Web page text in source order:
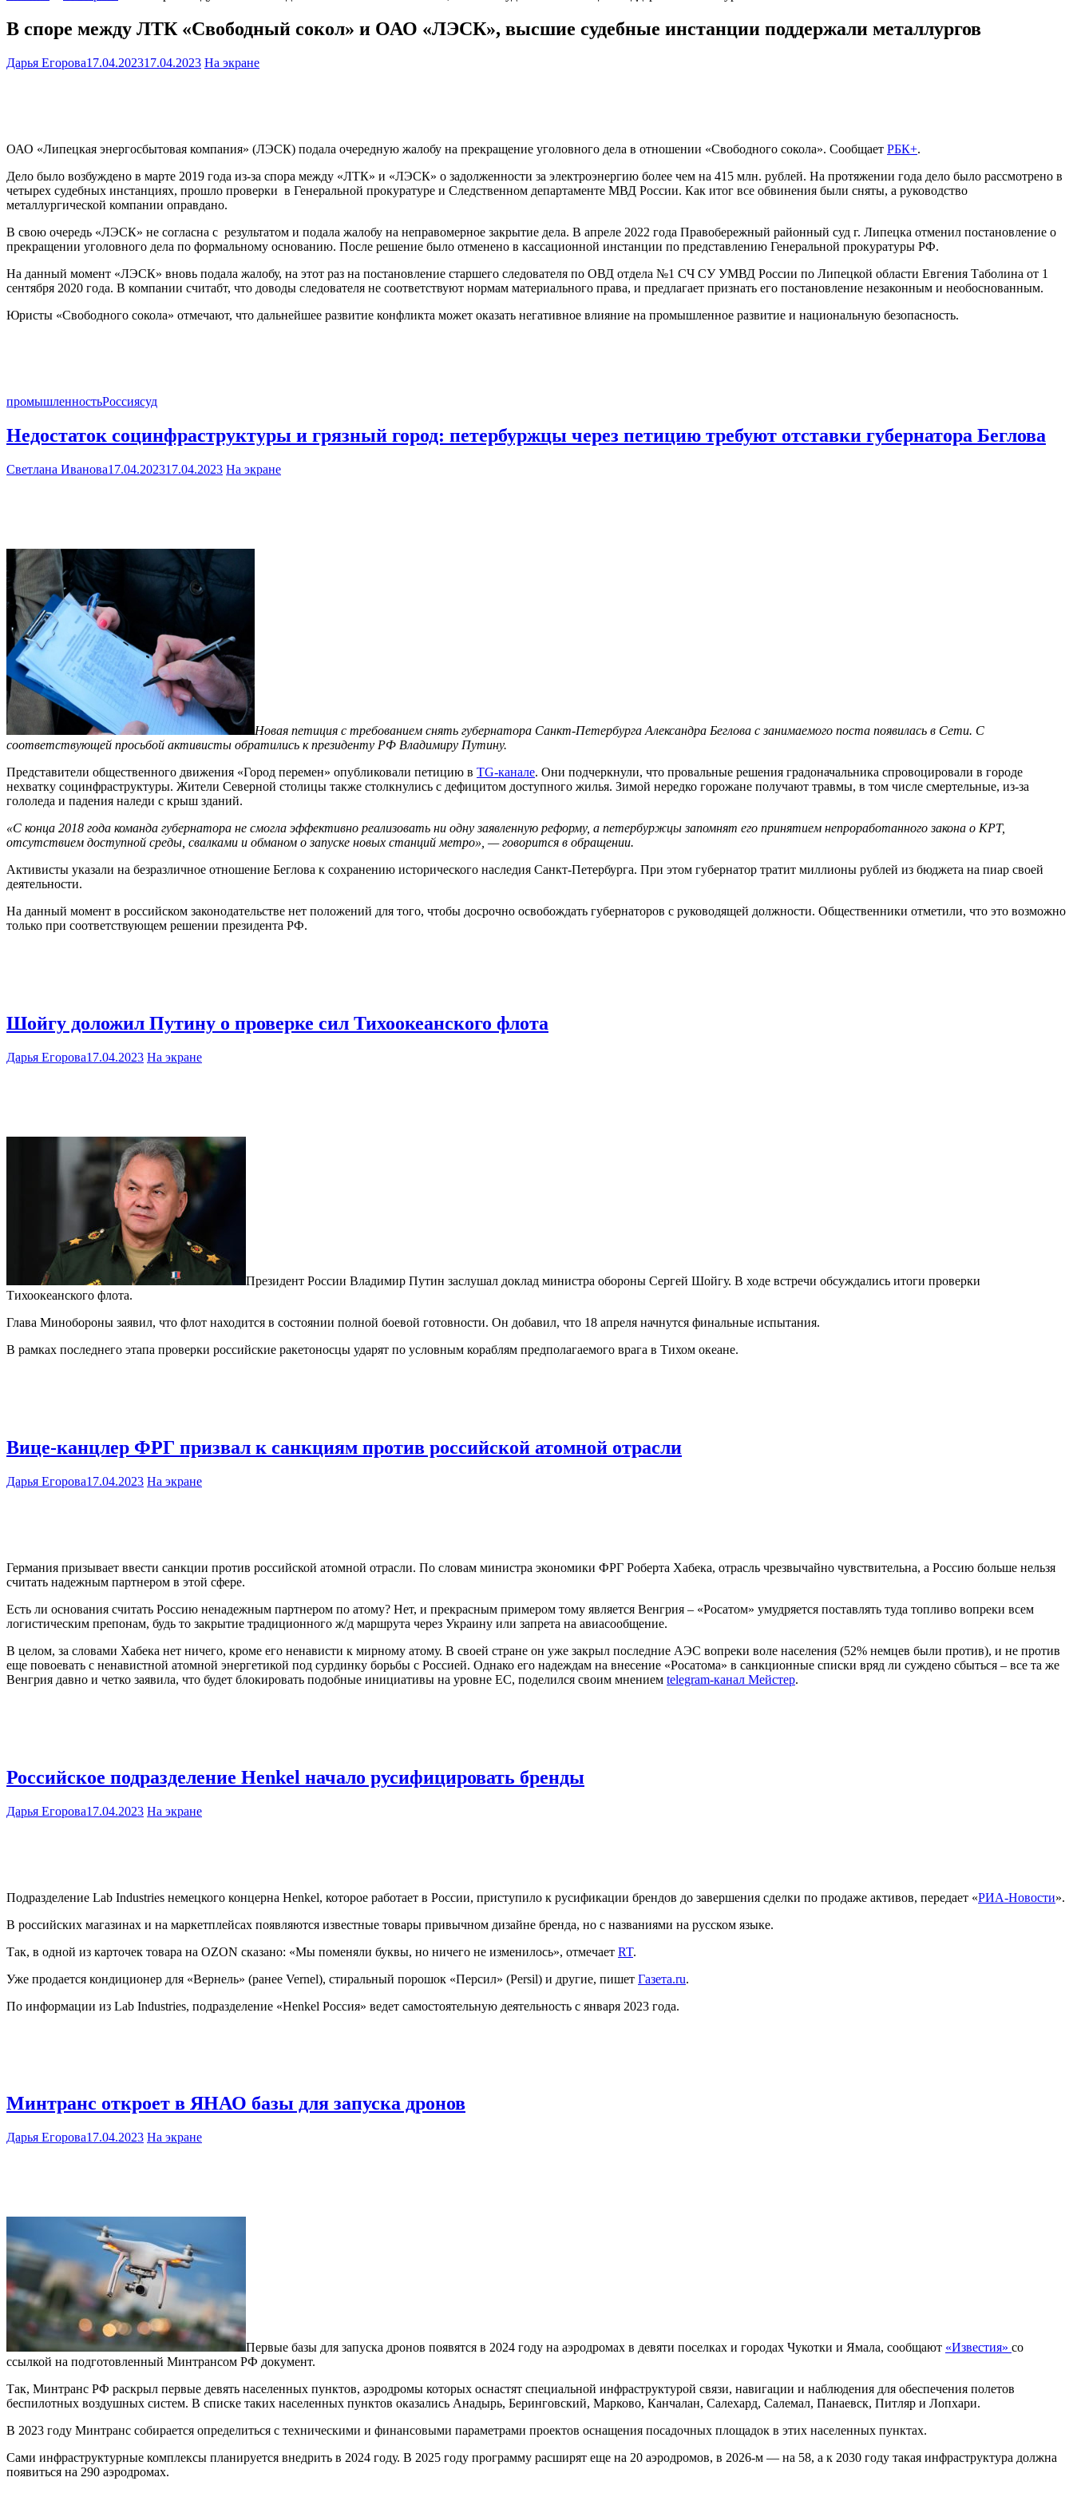
В споре между ЛТК «Свободный сокол» и ОАО «ЛЭСК», высшие судебные инстанции поддержали металлургов
Дарья Егорова17.04.202317.04.2023 На экране
ОАО «Липецкая энергосбытовая компания» (ЛЭСК) подала очередную жалобу на прекращение уголовного дела в отношении «Свободного сокола». Сообщает РБК+.
Дело было возбуждено в марте 2019 года из-за спора между «ЛТК» и «ЛЭСК» о задолженности за электроэнергию более чем на 415 млн. рублей. На протяжении года дело было рассмотрено в
четырех судебных инстанциях, прошло проверки в Генеральной прокуратуре и Следственном департаменте МВД России. Как итог все обвинения были сняты, а руководство
металлургической компании оправдано.
В свою очередь «ЛЭСК» не согласна с результатом и подала жалобу на неправомерное закрытие дела. В апреле 2022 года Правобережный районный суд г. Липецка отменил постановление о
прекращении уголовного дела по формальному основанию. После решение было отменено в кассационной инстанции по представлению Генеральной прокуратуры РФ.
На данный момент «ЛЭСК» вновь подала жалобу, на этот раз на постановление старшего следователя по ОВД отдела №1 СЧ СУ УМВД России по Липецкой области Евгения Таболина от 1
сентября 2020 года. В компании считабт, что доводы следователя не соответствуют нормам материального права, и предлагает признать его постановление незаконным и необоснованным.
Юристы «Свободного сокола» отмечают, что дальнейшее развитие конфликта может оказать негативное влияние на промышленное развитие и национальную безопасность.
промышленностьРоссиясуд
Недостаток социнфраструктуры и грязный город: петербуржцы через петицию требуют отставки губернатора Беглова
Светлана Иванова17.04.202317.04.2023 На экране
Новая петиция с требованием снять губернатора Санкт-Петербурга Александра Беглова с занимаемого поста появилась в Сети. С
соответствующей просьбой активисты обратились к президенту РФ Владимиру Путину.
Представители общественного движения «Город перемен» опубликовали петицию в TG-канале. Они подчеркнули, что провальные решения градоначальника спровоцировали в городе
нехватку социнфраструктуры. Жители Северной столицы также столкнулись с дефицитом доступного жилья. Зимой нередко горожане получают травмы, в том числе смертельные, из-за
гололеда и падения наледи с крыш зданий.
«С конца 2018 года команда губернатора не смогла эффективно реализовать ни одну заявленную реформу, а петербуржцы запомнят его принятием непроработанного закона о КРТ,
отсутствием доступной среды, свалками и обманом о запуске новых станций метро», — говорится в обращении.
Активисты указали на безразличное отношение Беглова к сохранению исторического наследия Санкт-Петербурга. При этом губернатор тратит миллионы рублей из бюджета на пиар своей
деятельности.
На данный момент в российском законодательстве нет положений для того, чтобы досрочно освобождать губернаторов с руководящей должности. Общественники отметили, что это возможно
только при соответствующем решении президента РФ.
Шойгу доложил Путину о проверке сил Тихоокеанского флота
Дарья Егорова17.04.2023 На экране
Президент России Владимир Путин заслушал доклад министра обороны Сергей Шойгу. В ходе встречи обсуждались итоги проверки
Тихоокеанского флота.
Глава Минобороны заявил, что флот находится в состоянии полной боевой готовности. Он добавил, что 18 апреля начнутся финальные испытания.
В рамках последнего этапа проверки российские ракетоносцы ударят по условным кораблям предполагаемого врага в Тихом океане.
Вице-канцлер ФРГ призвал к санкциям против российской атомной отрасли
Дарья Егорова17.04.2023 На экране
Германия призывает ввести санкции против российской атомной отрасли. По словам министра экономики ФРГ Роберта Хабека, отрасль чрезвычайно чувствительна, а Россию больше нельзя
считать надежным партнером в этой сфере.
Есть ли основания считать Россию ненадежным партнером по атому? Нет, и прекрасным примером тому является Венгрия – «Росатом» умудряется поставлять туда топливо вопреки всем
логистическим препонам, будь то закрытие традиционного ж/д маршрута через Украину или запрета на авиасообщение.
В целом, за словами Хабека нет ничего, кроме его ненависти к мирному атому. В своей стране он уже закрыл последние АЭС вопреки воле населения (52% немцев были против), и не против
еще повоевать с ненавистной атомной энергетикой под сурдинку борьбы с Россией. Однако его надеждам на внесение «Росатома» в санкционные списки вряд ли суждено сбыться – все та же
Венгрия давно и четко заявила, что будет блокировать подобные инициативы на уровне ЕС, поделился своим мнением telegram-канал Мейстер.
Российское подразделение Henkel начало русифицировать бренды
Дарья Егорова17.04.2023 На экране
Подразделение Lab Industries немецкого концерна Henkel, которое работает в России, приступило к русификации брендов до завершения сделки по продаже активов, передает «РИА-Новости».
В российских магазинах и на маркетплейсах появляются известные товары привычном дизайне бренда, но с названиями на русском языке.
Так, в одной из карточек товара на OZON сказано: «Мы поменяли буквы, но ничего не изменилось», отмечает RT.
Уже продается кондиционер для «Вернель» (ранее Vernel), стиральный порошок «Персил» (Persil) и другие, пишет Газета.ru.
По информации из Lab Industries, подразделение «Henkel Россия» ведет самостоятельную деятельность с января 2023 года.
Минтранс откроет в ЯНАО базы для запуска дронов
Дарья Егорова17.04.2023 На экране
Первые базы для запуска дронов появятся в 2024 году на аэродромах в девяти поселках и городах Чукотки и Ямала, сообщают «Известия» со
ссылкой на подготовленный Минтрансом РФ документ.
Так, Минтранс РФ раскрыл первые девять населенных пунктов, аэродромы которых оснастят специальной инфраструктурой связи, навигации и наблюдения для обеспечения полетов
беспилотных воздушных систем. В списке таких населенных пунктов оказались Анадырь, Беринговский, Марково, Канчалан, Салехард, Салемал, Панаевск, Питляр и Лопхари.
В 2023 году Минтранс собирается определиться с техническими и финансовыми параметрами проектов оснащения посадочных площадок в этих населенных пунктах.
Сами инфраструктурные комплексы планируется внедрить в 2024 году. В 2025 году программу расширят еще на 20 аэродромов, в 2026-м — на 58, а к 2030 году такая инфраструктура должна
появиться на 290 аэродромах.